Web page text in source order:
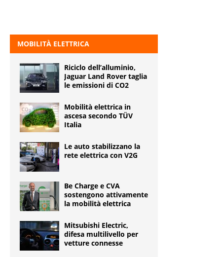
MOBILITÀ ELETTRICA
Riciclo dell’alluminio,
Jaguar Land Rover taglia
le emissioni di CO2
Mobilità elettrica in
ascesa secondo TÜV
Italia
Le auto stabilizzano la
rete elettrica con V2G
Be Charge e CVA
sostengono attivamente
la mobilità elettrica
Mitsubishi Electric,
difesa multilivello per
vetture connesse